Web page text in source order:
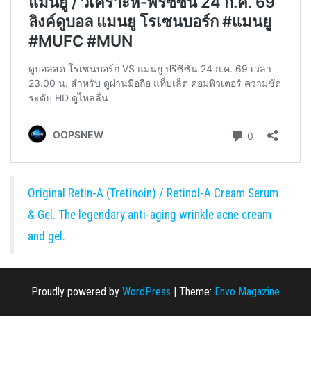
Original Retin-A (Tretinoin) / Retinol-A Cream Serum
& Gel. The legendary anti-aging wrinkle acne cream
and gel.
Proudly powered by WordPress Theme: Envo Magazine